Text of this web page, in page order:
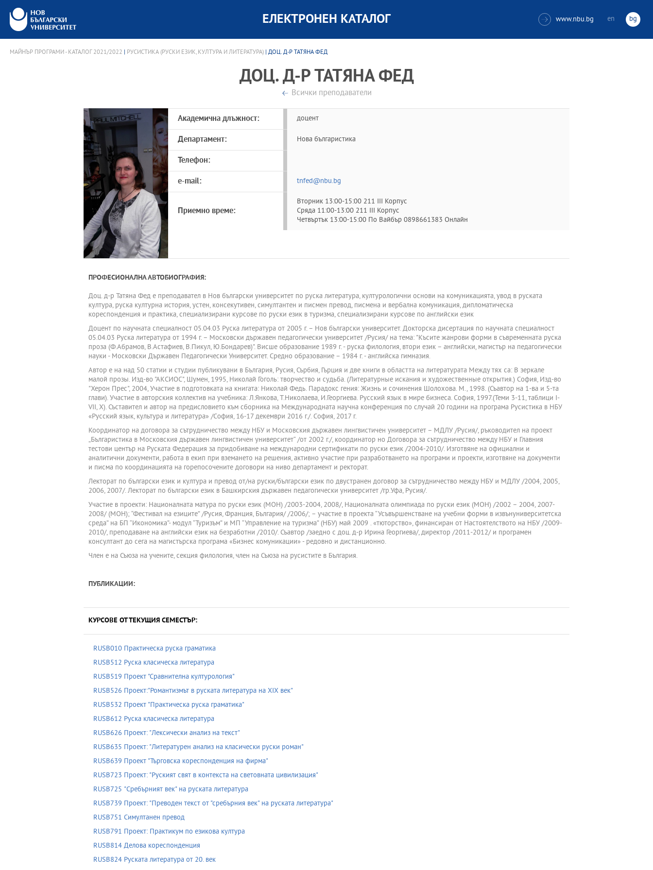
ЕЛЕКТРОНЕН КАТАЛОГ  www.nbu.bg en bg
МАЙНЪР ПРОГРАМИ - КАТАЛОГ 2021/2022 РУСИСТИКА (РУСКИ ЕЗИК, КУЛТУРА И ЛИТЕРАТУРА) | ДОЦ. Д-Р ТАТЯНА ФЕД
ДОЦ. Д-Р ТАТЯНА ФЕД
Всички преподаватели
Академична длъжност: доцент
Департамент: Нова българистика
Телефон:
e-mail: tnfed@nbu.bg
Приемно време:
Вторник 13:00-15:00 211 ІІІ Корпус
Сряда 11:00-13:00 211 ІІІ Корпус
Четвъртък 13:00-15:00 По Вайбър 0898661383 Онлайн
ПРОФЕСИОНАЛНА АВТОБИОГРАФИЯ:
Доц. д-р Татяна Фед е преподавател в Нов български университет по руска литература, културологични основи на комуникацията, увод в руската
култура, руска културна история, устен, консекутивен, симултантен и писмен превод, писмена и вербална комуникация, дипломатическа
кореспонденция и практика, специализирани курсове по руски език в туризма, специализирани курсове по английски език
Доцент по научната специалност 05.04.03 Руска литература от 2005 г. – Нов български университет. Докторска дисертация по научната специалност
05.04.03 Руска литература от 1994 г. – Московски държавен педагогически университет /Русия/ на тема: "Късите жанрови форми в съвременната руска
проза (Ф.Абрамов, В.Астафиев, В.Пикул, Ю.Бондарев)". Висше образование 1989 г. - руска филология, втори език – английски, магистър на педагогически
науки - Московски Държавен Педагогически Университет. Средно образование – 1984 г. - английска гимназия.
Автор е на над 50 статии и студии публикувани в България, Русия, Сърбия, Гърция и две книги в областта на литературата Между тях са: В зеркале
малой прозы. Изд-во "АКСИОС", Шумен, 1995, Николай Гоголь: творчество и судьба. (Литературные искания и художественные открытия.) София, Изд-во
"Херон Прес", 2004, Участие в подготовката на книгата: Николай Федь. Парадокс гения: Жизнь и сочинения Шолохова. М., 1998. (Съавтор на 1-ва и 5-та
глави). Участие в авторския коллектив на учебника: Л.Янкова, Т.Николаева, И.Георгиева. Русский язык в мире бизнеса. София, 1997.(Теми 3-11, таблици І-
VІІ, Х). Съставител и автор на предисловието към сборника на Международната научна конференция по случай 20 години на програма Русистика в НБУ
«Русский язык, культура и литература» /София, 16-17 декември 2016 г./. София, 2017 г.
Координатор на договора за сътрудничество между НБУ и Московския държавен лингвистичен университет – МДЛУ /Русия/, ръководител на проект
„Българистика в Московския държавен лингвистичен университет“ /от 2002 г./, координатор но Договора за сътрудничество между НБУ и Главния
тестови център на Руската Федерация за придобиване на международни сертификати по руски език /2004-2010/. Изготвяне на официални и
аналитични документи, работа в екип при вземането на решения, активно участие при разработването на програми и проекти, изготвяне на документи
и писма по координацията на горепосочените договори на ниво департамент и ректорат.
Лекторат по български език и култура и превод от/на руски/български език по двустранен договор за сътрудничество между НБУ и МДЛУ /2004, 2005,
2006, 2007/. Лекторат по български език в Башкирския държавен педагогически университет /гр.Уфа, Русия/.
Участие в проекти: Националната матура по руски език (МОН) /2003-2004, 2008/, Националната олимпиада по руски език (МОН) /2002 – 2004, 2007-
2008/ (МОН); “Фестивал на езиците” /Русия, Франция, България/ /2006/; – участие в проекта “Усъвършенстване на учебни форми в извънуниверситетска
среда” на БП “Икономика”- модул “Туризъм” и МП “Управление на туризма” (НБУ) май 2009 . «тюторство», финансиран от Настоятелството на НБУ /2009-
2010/, преподаване на английски език на безработни /2010/. Съавтор /заедно с доц. д-р Ирина Георгиева/, директор /2011-2012/ и програмен
консултант до сега на магистърска програма «Бизнес комуникации» - редовно и дистанционно.
Член е на Съюза на учените, секция филология, член на Съюза на русистите в България.
ПУБЛИКАЦИИ:
КУРСОВЕ ОТ ТЕКУЩИЯ СЕМЕСТЪР:
RUSB010 Практическа руска граматика
RUSB512 Руска класическа литература
RUSB519 Проект "Сравнителна културология"
RUSB526 Проект:"Романтизмът в руската литература на ХІХ век"
RUSB532 Проект "Практическа руска граматика"
RUSB612 Руска класическа литература
RUSB626 Проект: "Лексически анализ на текст"
RUSB635 Проект: "Литературен анализ на класически руски роман"
RUSB639 Проект "Търговска кореспонденция на фирма"
RUSB723 Проект: "Руският свят в контекста на световната цивилизация"
RUSB725 "Сребърният век" на руската литература
RUSB739 Проект: "Преводен текст от "сребърния век" на руската литература"
RUSB751 Симултанен превод
RUSB791 Проект: Практикум по езикова култура
RUSB814 Делова кореспонденция
RUSB824 Руската литература от 20. век